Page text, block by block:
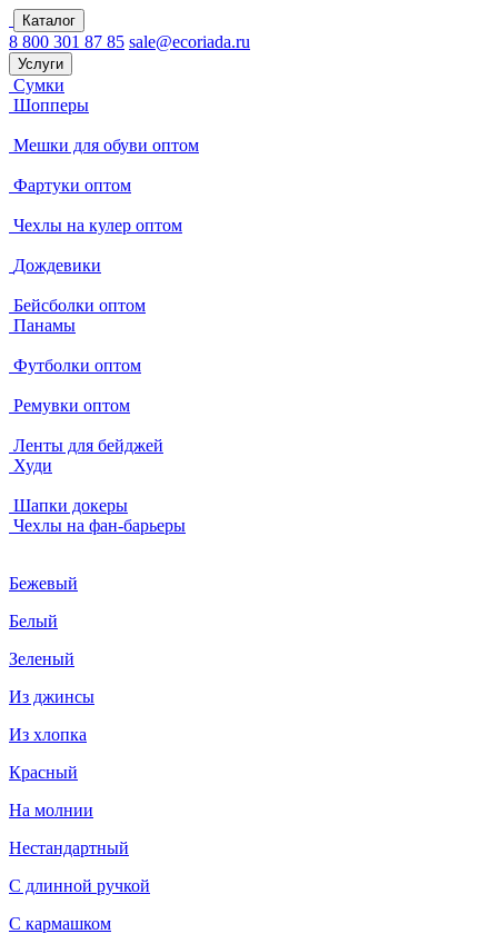
Каталог
8 800 301 87 85 sale@ecoriada.ru
Услуги
Сумки
Шопперы
Мешки для обуви оптом
Фартуки оптом
Чехлы на кулер оптом
Дождевики
Бейсболки оптом
Панамы
Футболки оптом
Ремувки оптом
Ленты для бейджей
Худи
Шапки докеры
Чехлы на фан-барьеры
Бежевый
Белый
Зеленый
Из джинсы
Из хлопка
Красный
На молнии
Нестандартный
С длинной ручкой
С кармашком